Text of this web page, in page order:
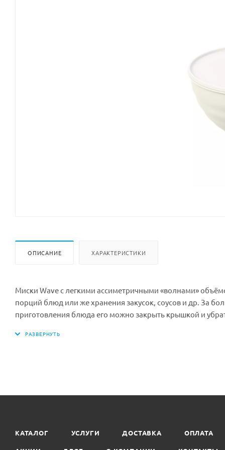
ОПИСАНИЕ ХАРАКТЕРИСТИКИ
Миски Wave с легкими ассиметричными «волнами»
порций блюд или же хранения закусок, соусов и др. За
приготовления блюда его можно закрыть крышкой и
продуктами. Миску без крышки можно мыть в
Минимальная партия к покупке: 1 шт.
КАТАЛОГ УСЛУГИ ДОСТАВКА ОПЛАТА